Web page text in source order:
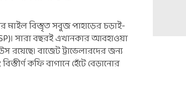
মাইল বিস্তৃত সবুজ পাহাড়ের চড়াই-
সারা বছরই এখানকার আবহাওয়া
রয়েছে। বাজেট ট্রাভেলারদের জন্য
কফি বাগানে হেঁটে বেড়ানোর